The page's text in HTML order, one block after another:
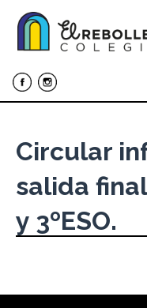
Circular
salida
y 3ºESO.